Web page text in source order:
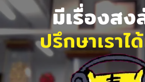
มีเรื่องสง
ปรึกษาเราไ